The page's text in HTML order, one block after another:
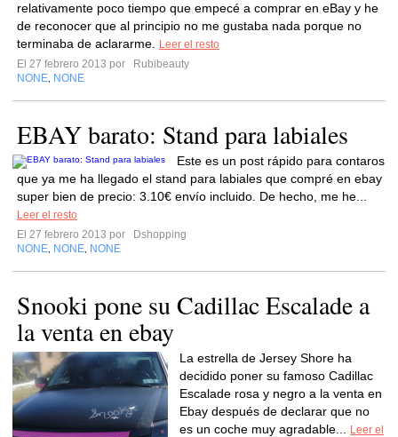
relativamente poco tiempo que empecé a comprar en eBay y he
de reconocer que al principio no me gustaba nada porque no
terminaba de aclararme.
Leer el resto
El 27 febrero 2013 por
Rubibeauty
NONE NONE
EBAY barato: Stand para labiales
Este es un post rápido para contaros
que ya me ha llegado el stand para labiales que compré en ebay
super bien de precio: 3.10€ envío incluido. De hecho, me he...
Leer el resto
El 27 febrero 2013 por
Dshopping
NONE NONE NONE
Snooki pone su Cadillac Escalade a
la venta en ebay
La estrella de Jersey Shore ha
decidido poner su famoso Cadillac
Escalade rosa y negro a la venta en
Ebay después de declarar que no
es un coche muy agradable...
Leer el